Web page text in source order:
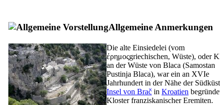
Allgemeine Anmerkungen
Die alte Einsiedelei (vom
έρημοςgriechischen, Wüste), oder
an der Wüste von Blaca (Samostan
Pustinja Blaca), war ein an XVIe
Jahrhundert in der Nähe der
Insel von Brač in Kroatien
Kloster franziskanischer Eremiten.